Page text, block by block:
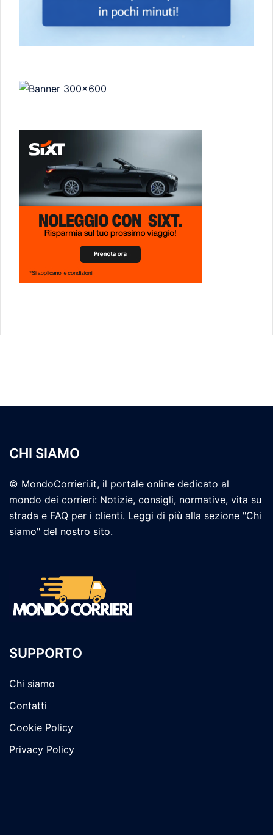
CHI SIAMO
© MondoCorrieri.it, il portale online dedicato al
mondo dei corrieri: Notizie, consigli, normative, vita su
strada e FAQ per i clienti. Leggi di più alla sezione "Chi
siamo" del nostro sito.
SUPPORTO
Chi siamo
Contatti
Cookie Policy
Privacy Policy